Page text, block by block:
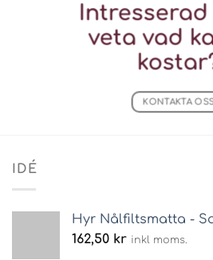
veta vad
KONTAKTA
IDÉ
Hyr Nålfiltsmatta -
162,50 kr inkl moms.